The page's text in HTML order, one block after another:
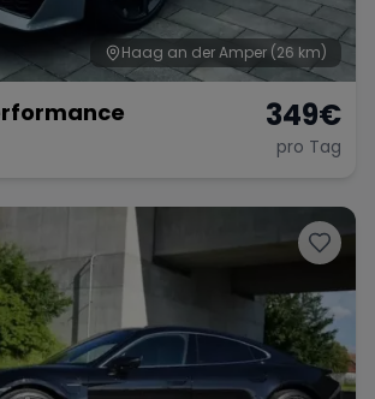
Haag an der Amper (26 km)
349€
pro Tag